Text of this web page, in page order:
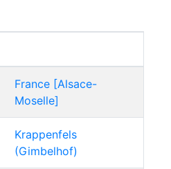
France [Alsace-
Moselle]
Krappenfels
(Gimbelhof)